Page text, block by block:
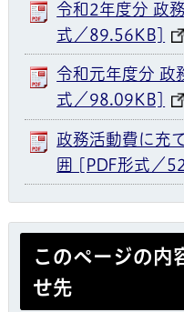
令和2年度分 政
式／89.56KB]
令和元年度分 政
式／98.09KB]
政務活動費に充
囲 [PDF形式／
このページの内
せ先